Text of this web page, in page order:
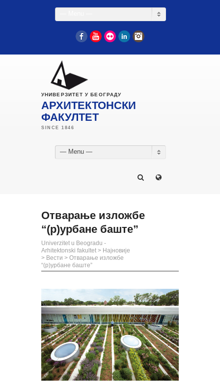
FacebookYouTube
Flickr LinkedIn
УНИВЕРЗИТЕТ У БЕОГРАДУ
АРХИТЕКТОНСКИ
ФАКУЛТЕТ
— Menu —
Отварање изложбе
“(р)урбане баште”
Univerzitet u Beogradu -
Arhitektonski fakultet > Најновије
> Вести > Отварање изложбе
“(р)урбане баште”